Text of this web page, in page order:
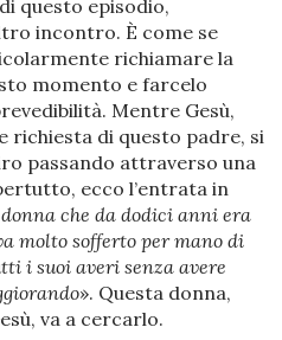
questo episodio,
incontro. È come se
richiamare la
momento e farcelo
Mentre Gesù,
richiesta di questo padre, si
passando attraverso una
ecco l’entrata in
che da dodici anni era
molto sofferto per mano di
i suoi averi senza avere
». Questa donna,
va a cercarlo.